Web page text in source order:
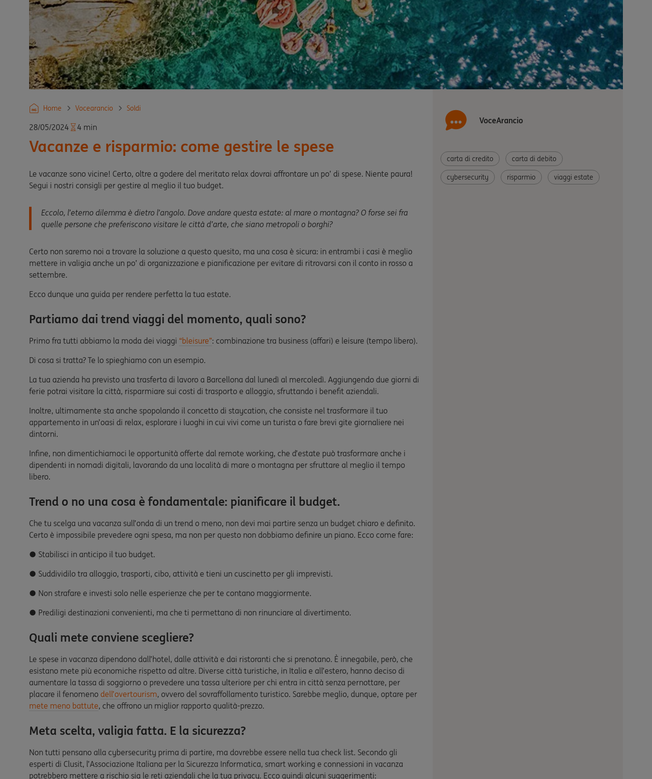
Home Vocearancio Soldi
28/05/2024 4 min
Vacanze e risparmio: come gestire le spese
Le vacanze sono vicine! Certo, oltre a godere del meritato relax dovrai affrontare un po’ di spese. Niente paura!
Segui i nostri consigli per gestire al meglio il tuo budget.
Eccolo, l’eterno dilemma è dietro l’angolo. Dove andare questa estate: al mare o montagna? O forse sei fra
quelle persone che preferiscono visitare le città d’arte, che siano metropoli o borghi?
Certo non saremo noi a trovare la soluzione a questo quesito, ma una cosa è sicura: in entrambi i casi è meglio
mettere in valigia anche un po’ di organizzazione e pianificazione per evitare di ritrovarsi con il conto in rosso a
settembre.
Ecco dunque una guida per rendere perfetta la tua estate.
Partiamo dai trend viaggi del momento, quali sono?
Primo fra tutti abbiamo la moda dei viaggi “bleisure”: combinazione tra business (affari) e leisure (tempo libero).
Di cosa si tratta? Te lo spieghiamo con un esempio.
La tua azienda ha previsto una trasferta di lavoro a Barcellona dal lunedì al mercoledì. Aggiungendo due giorni di
ferie potrai visitare la città, risparmiare sui costi di trasporto e alloggio, sfruttando i benefit aziendali.
Inoltre, ultimamente sta anche spopolando il concetto di staycation, che consiste nel trasformare il tuo
appartemento in un’oasi di relax, esplorare i luoghi in cui vivi come un turista o fare brevi gite giornaliere nei
dintorni.
Infine, non dimentichiamoci le opportunità offerte dal remote working, che d’estate può trasformare anche i
dipendenti in nomadi digitali, lavorando da una località di mare o montagna per sfruttare al meglio il tempo
libero.
Trend o no una cosa è fondamentale: pianificare il budget.
Che tu scelga una vacanza sull’onda di un trend o meno, non devi mai partire senza un budget chiaro e definito.
Certo è impossibile prevedere ogni spesa, ma non per questo non dobbiamo definire un piano. Ecco come fare:
● Stabilisci in anticipo il tuo budget.
● Suddividilo tra alloggio, trasporti, cibo, attività e tieni un cuscinetto per gli imprevisti.
● Non strafare e investi solo nelle esperienze che per te contano maggiormente.
● Prediligi destinazioni convenienti, ma che ti permettano di non rinunciare al divertimento.
Quali mete conviene scegliere?
Le spese in vacanza dipendono dall’hotel, dalle attività e dai ristoranti che si prenotano. È innegabile, però, che
esistano mete più economiche rispetto ad altre. Diverse città turistiche, in Italia e all’estero, hanno deciso di
aumentare la tassa di soggiorno o prevedere una tassa ulteriore per chi entra in città senza pernottare, per
placare il fenomeno dell’overtourism, ovvero del sovraffollamento turistico. Sarebbe meglio, dunque, optare per
mete meno battute, che offrono un miglior rapporto qualità-prezzo.
Meta scelta, valigia fatta. E la sicurezza?
Non tutti pensano alla cybersecurity prima di partire, ma dovrebbe essere nella tua check list. Secondo gli
esperti di Clusit, l’Associazione Italiana per la Sicurezza Informatica, smart working e connessioni in vacanza
potrebbero mettere a rischio sia le reti aziendali che la tua privacy. Ecco quindi alcuni suggerimenti:
VoceArancio
carta di credito carta di debito
cybersecurity risparmio viaggi estate